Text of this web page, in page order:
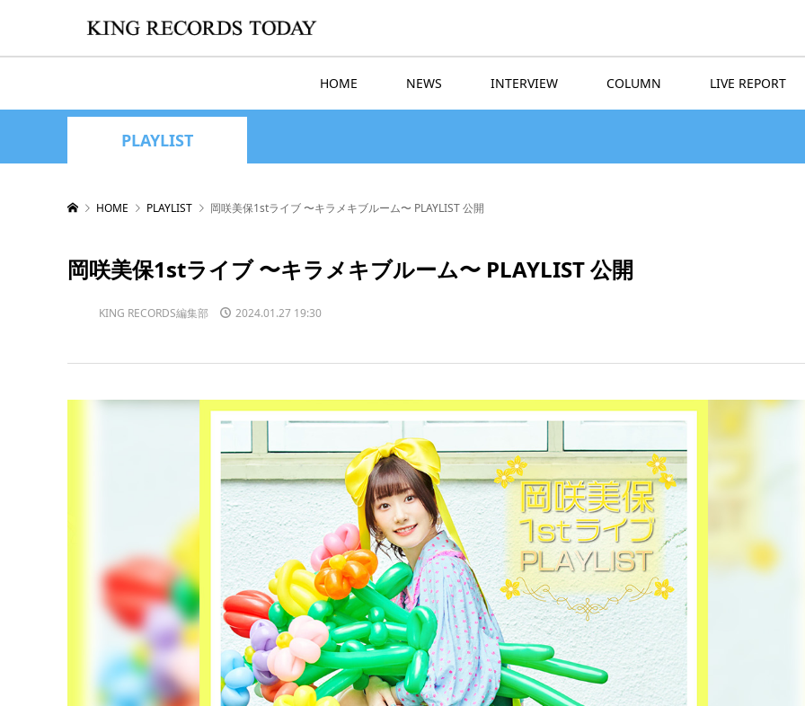
HOME NEWS INTERVIEW COLUMN LIVE REPORT
PLAYLIST
HOME PLAYLIST 岡咲美保1stライブ 〜キラメキブルーム〜 PLAYLIST 公開
岡咲美保1stライブ 〜キラメキブルーム〜 PLAYLIST 公開
KING RECORDS編集部 2024.01.27 19:30